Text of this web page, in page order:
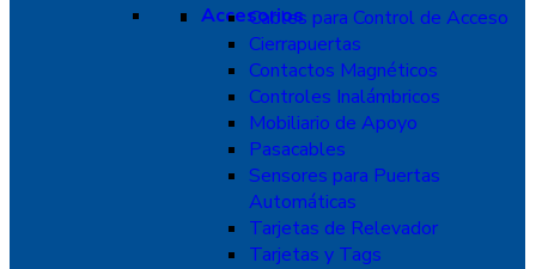
Accesorios
Cables para Control de Acceso
Cierrapuertas
Contactos Magnéticos
Controles Inalámbricos
Mobiliario de Apoyo
Pasacables
Sensores para Puertas
Automáticas
Tarjetas de Relevador
Tarjetas y Tags